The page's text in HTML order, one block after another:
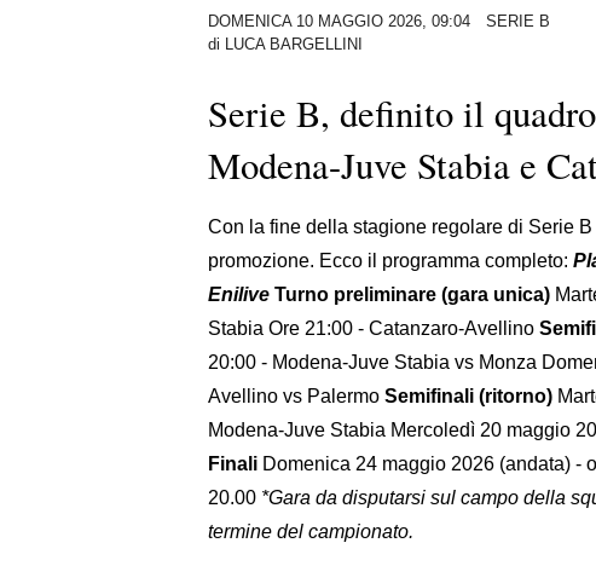
DOMENICA 10 MAGGIO 2026, 09:04
SERIE B
di LUCA BARGELLINI
Serie B, definito il
Modena-Juve Stabia e
Con la fine della stagione regolare di Serie
promozione. Ecco il programma completo:
Enilive Turno preliminare (gara unica)
Stabia Ore 21:00 - Catanzaro-Avellino
20:00 - Modena-Juve Stabia vs Monza
Avellino vs Palermo Semifinali (ritorno)
Modena-Juve Stabia Mercoledì 20 maggio
Finali Domenica 24 maggio 2026 (andata) -
20.00 *Gara da disputarsi sul campo della
termine del campionato.